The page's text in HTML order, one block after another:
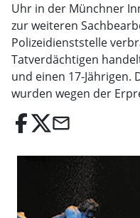
Uhr in der Münchner
zur weiteren
Polizeidienststelle
Tatverdächtigen
und einen 17-Jährigen.
wurden wegen der
email